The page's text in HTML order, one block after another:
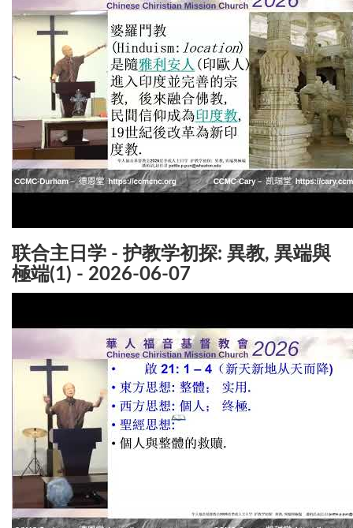
联合主日学 - 护教学初探: 異教, 異端與
極端(1) - 2026-06-07